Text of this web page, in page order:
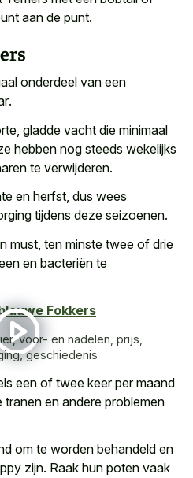
aan de punt.
onderdeel van een
.
gladde vacht die minimaal
hebben nog steeds wekelijks
te verwijderen.
en herfst, dus wees
tijdens deze seizoenen.
must, ten minste twee of drie
en bacteriën te
Fokkers
voor- en nadelen, prijs,
geschiedenis
een of twee keer per maand
tranen en andere problemen
om te worden behandeld en
zijn. Raak hun poten vaak